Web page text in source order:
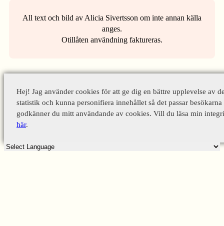
All text och bild av Alicia Sivertsson om inte annan källa
anges.
Otillåten användning faktureras.
Hej! Jag använder cookies för att ge dig en bättre upplevelse av
statistik och kunna personifiera innehållet så det passar
godkänner du mitt användande av cookies. Vill du läsa min
här.